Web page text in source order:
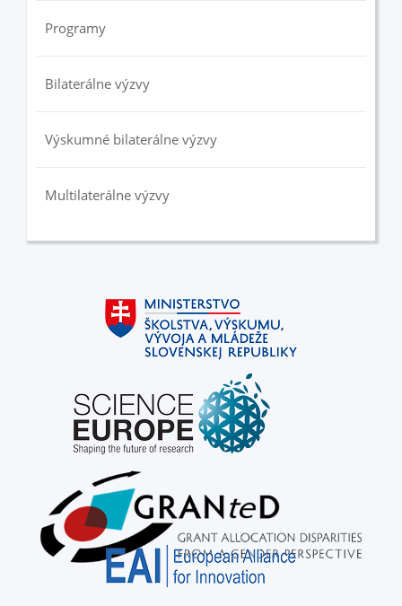
Programy
Bilaterálne výzvy
Výskumné bilaterálne výzvy
Multilaterálne výzvy